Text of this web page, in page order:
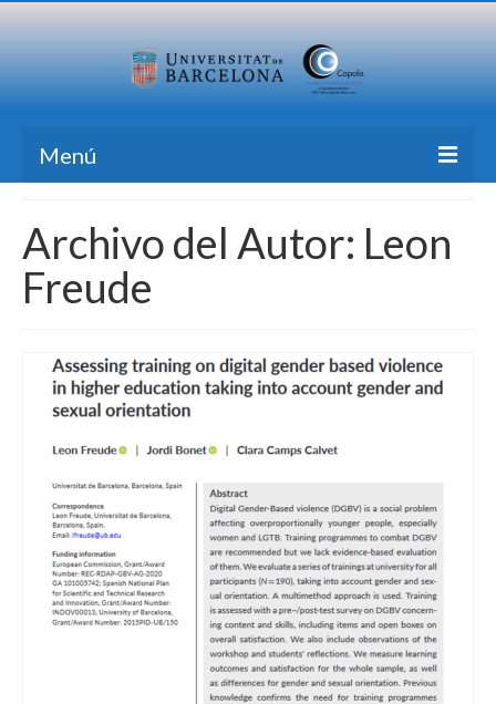
Menú
Investigación
Formación
Publicaciones
Todas las Noticias
Contacto
Idioma:
Archivo del Autor: Leon
Freude